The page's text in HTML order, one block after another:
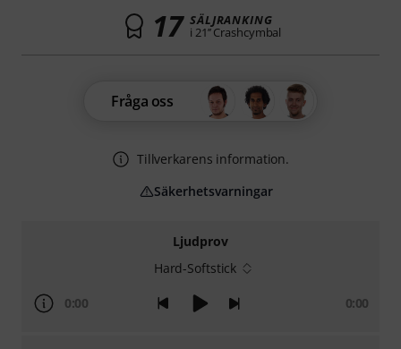
Ljudprov
Hard-Softstick
0:00 0:00
17 SÄLJRANKING
i 21’’ Crashcymbal
Fråga oss
Tillverkarens information.
Säkerhetsvarningar